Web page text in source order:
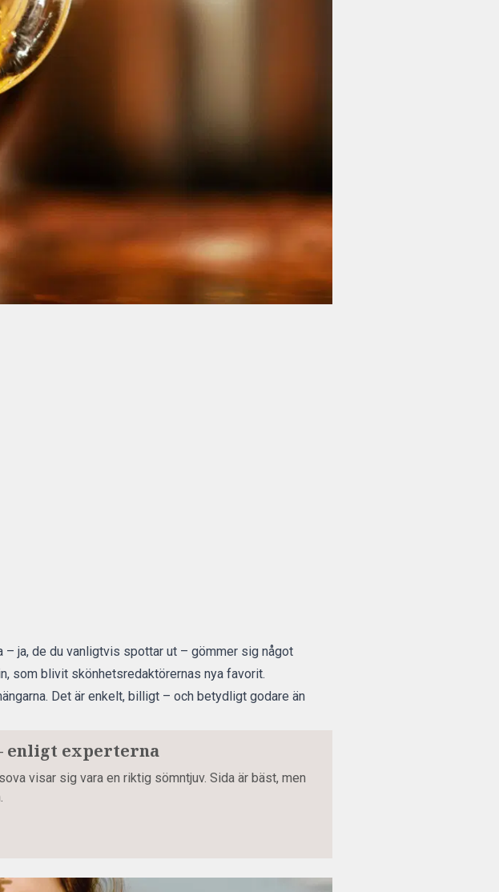
– ja, de du vanligtvis spottar ut – gömmer sig något
som blivit skönhetsredaktörernas nya favorit.
Det är enkelt, billigt – och betydligt godare än
enligt experterna
visar sig vara en riktig sömntjuv. Sida är bäst, men